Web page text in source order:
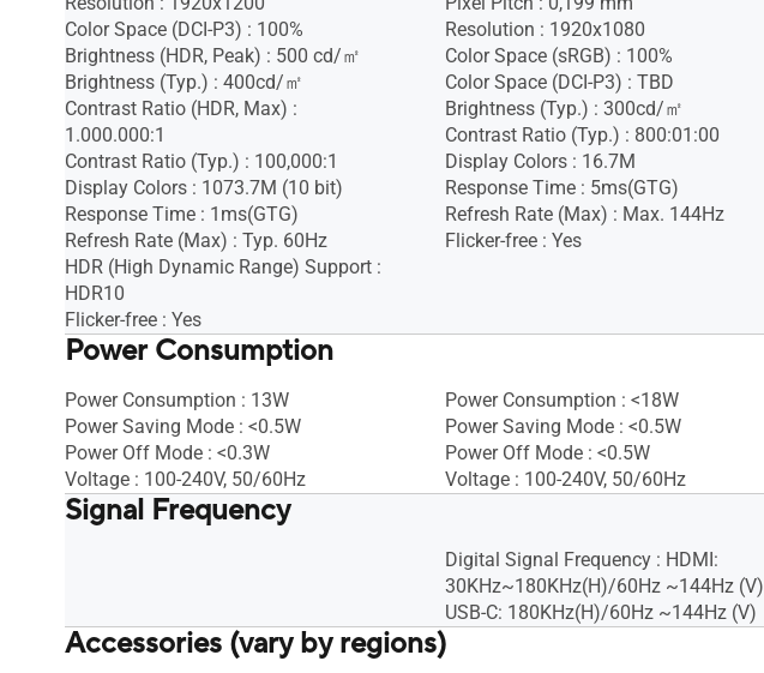
Color Space (DCI-P3) : 100%
Brightness (HDR, Peak) : 500 cd/㎡
Brightness (Typ.) : 400cd/㎡
Contrast Ratio (HDR, Max) :
1.000.000:1
Contrast Ratio (Typ.) : 100,000:1
Display Colors : 1073.7M (10 bit)
Response Time : 1ms(GTG)
Refresh Rate (Max) : Typ. 60Hz
HDR (High Dynamic Range) Support :
HDR10
Flicker-free : Yes
Resolution : 1920x1080
Color Space (sRGB) : 100%
Color Space (DCI-P3) : TBD
Brightness (Typ.) : 300cd/㎡
Contrast Ratio (Typ.) : 800:01:00
Display Colors : 16.7M
Response Time : 5ms(GTG)
Refresh Rate (Max) : Max. 144Hz
Flicker-free : Yes
Power Consumption
Power Consumption : 13W
Power Saving Mode : <0.5W
Power Off Mode : <0.3W
Voltage : 100-240V, 50/60Hz
Power Consumption : <18W
Power Saving Mode : <0.5W
Power Off Mode : <0.5W
Voltage : 100-240V, 50/60Hz
Signal Frequency
Digital Signal Frequency : HDMI:
30KHz~180KHz(H)/60Hz ~144Hz (V)
USB-C: 180KHz(H)/60Hz ~144Hz (V)
Accessories (vary by regions)